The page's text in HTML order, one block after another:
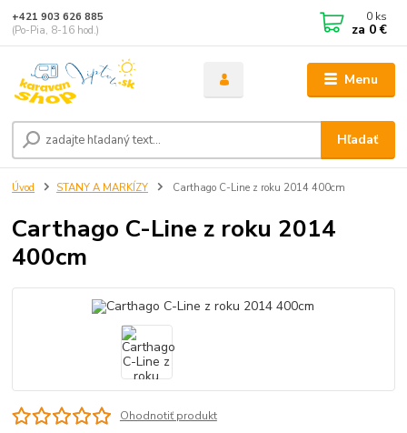
Menu
Hľadať
+421 903 626 885
(Po-Pia, 8-16 hod.)
0 ks
za 0 €
Úvod STANY A MARKÍZY Carthago C-Line z roku 2014 400cm
Carthago C-Line z roku 2014
400cm
Ohodnotiť produkt